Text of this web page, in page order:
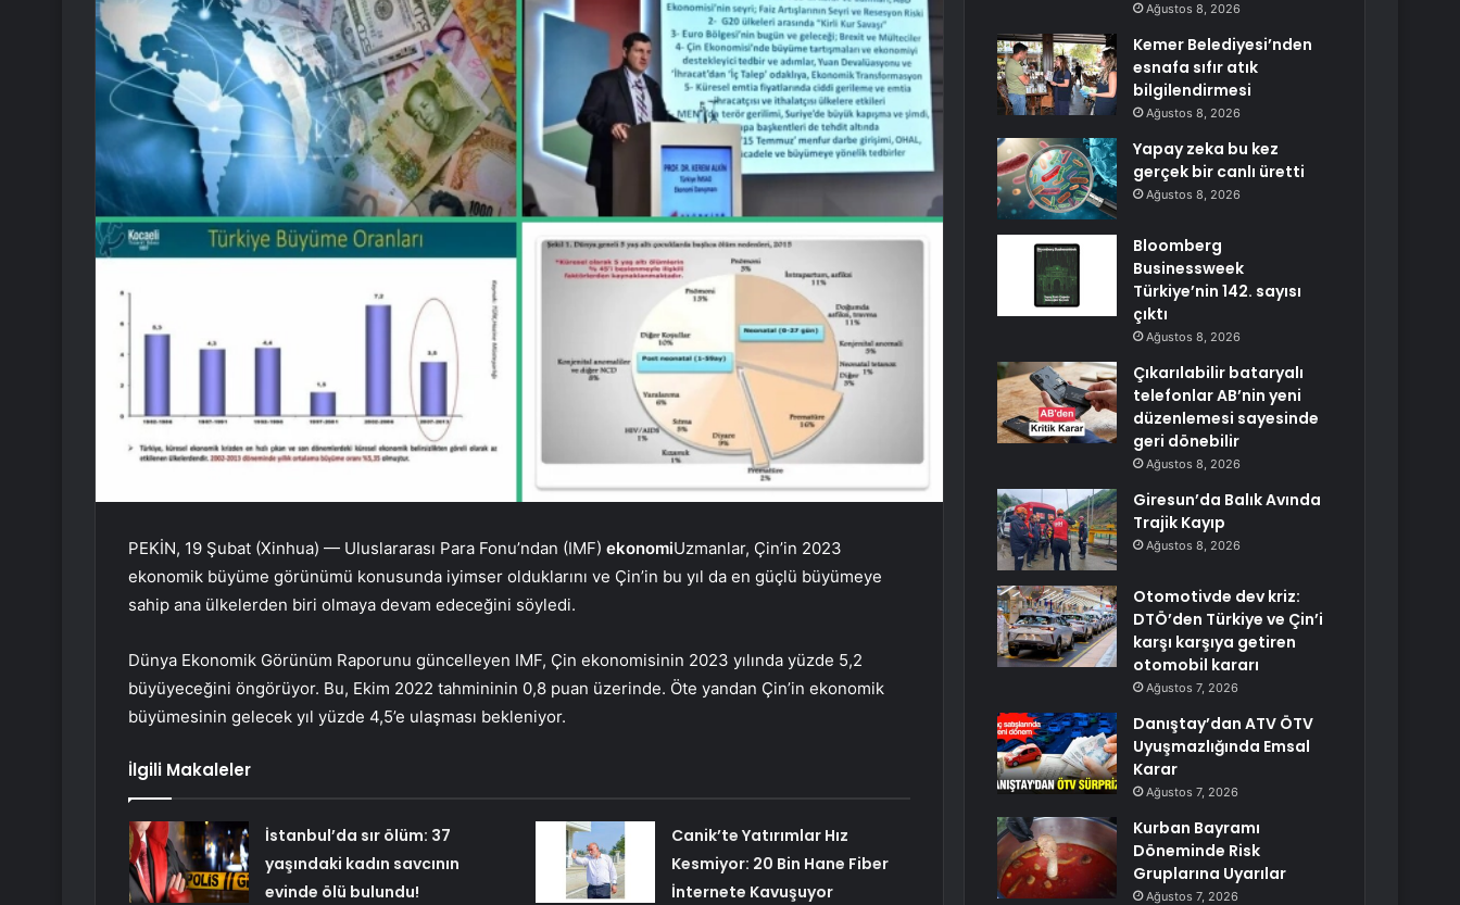
PEKİN, 19 Şubat (Xinhua) — Uluslararası Para Fonu’ndan (IMF) ekonomiUzmanlar, Çin’in 2023
ekonomik büyüme görünümü konusunda iyimser olduklarını ve Çin’in bu yıl da en güçlü büyümeye
sahip ana ülkelerden biri olmaya devam edeceğini söyledi.
Dünya Ekonomik Görünüm Raporunu güncelleyen IMF, Çin ekonomisinin 2023 yılında yüzde 5,2
büyüyeceğini öngörüyor. Bu, Ekim 2022 tahmininin 0,8 puan üzerinde. Öte yandan Çin’in ekonomik
büyümesinin gelecek yıl yüzde 4,5’e ulaşması bekleniyor.
İlgili Makaleler
İstanbul’da sır ölüm: 37
yaşındaki kadın savcının
evinde ölü bulundu!
Canik’te Yatırımlar Hız
Kesmiyor: 20 Bin Hane Fiber
İnternete Kavuşuyor
Ağustos 8, 2026
Kemer Belediyesi’nden
esnafa sıfır atık
bilgilendirmesi
Ağustos 8, 2026
Yapay zeka bu kez
gerçek bir canlı üretti
Ağustos 8, 2026
Bloomberg
Businessweek
Türkiye’nin 142. sayısı
çıktı
Ağustos 8, 2026
Çıkarılabilir bataryalı
telefonlar AB’nin yeni
düzenlemesi sayesinde
geri dönebilir
Ağustos 8, 2026
Giresun’da Balık Avında
Trajik Kayıp
Ağustos 8, 2026
Otomotivde dev kriz:
DTÖ’den Türkiye ve Çin’i
karşı karşıya getiren
otomobil kararı
Ağustos 7, 2026
Danıştay’dan ATV ÖTV
Uyuşmazlığında Emsal
Karar
Ağustos 7, 2026
Kurban Bayramı
Döneminde Risk
Gruplarına Uyarılar
Ağustos 7, 2026